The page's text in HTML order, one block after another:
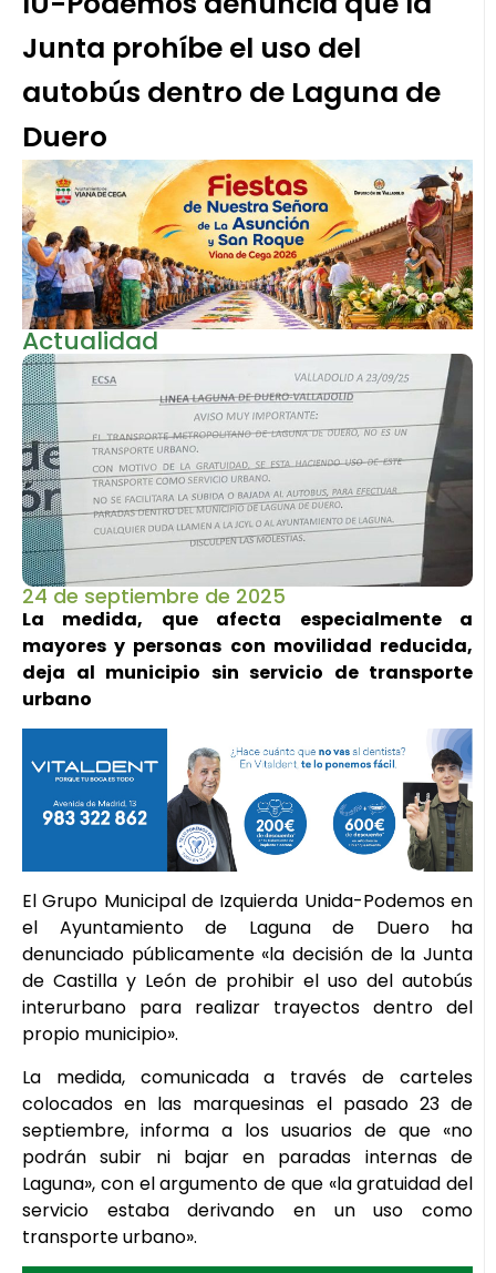
Junta prohíbe el uso del
autobús dentro de Laguna de
Duero
Actualidad
24 de septiembre de 2025
La medida, que afecta especialmente a
mayores y personas con movilidad reducida,
deja al municipio sin servicio de transporte
urbano
El Grupo Municipal de Izquierda Unida-Podemos en
el Ayuntamiento de Laguna de Duero ha
denunciado públicamente «la decisión de la Junta
de Castilla y León de prohibir el uso del autobús
interurbano para realizar trayectos dentro del
propio municipio».
La medida, comunicada a través de carteles
colocados en las marquesinas el pasado 23 de
septiembre, informa a los usuarios de que «no
podrán subir ni bajar en paradas internas de
Laguna», con el argumento de que «la gratuidad del
servicio estaba derivando en un uso como
transporte urbano».